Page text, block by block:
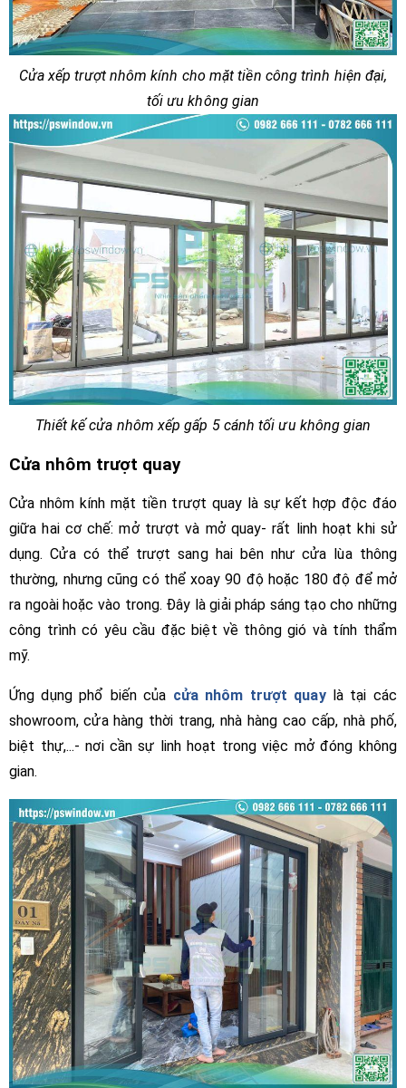
Cửa xếp trượt nhôm kính cho mặt tiền công trình hiện đại,
tối ưu không gian
Thiết kế cửa nhôm xếp gấp 5 cánh tối ưu không gian
Cửa nhôm trượt quay
Cửa nhôm kính mặt tiền trượt quay là sự kết hợp độc đáo
giữa hai cơ chế: mở trượt và mở quay- rất linh hoạt khi sử
dụng. Cửa có thể trượt sang hai bên như cửa lùa thông
thường, nhưng cũng có thể xoay 90 độ hoặc 180 độ để mở
ra ngoài hoặc vào trong. Đây là giải pháp sáng tạo cho những
công trình có yêu cầu đặc biệt về thông gió và tính thẩm
mỹ.
Ứng dụng phổ biến của cửa nhôm trượt quaylà tại các
showroom, cửa hàng thời trang, nhà hàng cao cấp, nhà phố,
biệt thự,...- nơi cần sự linh hoạt trong việc mở đóng không
gian.